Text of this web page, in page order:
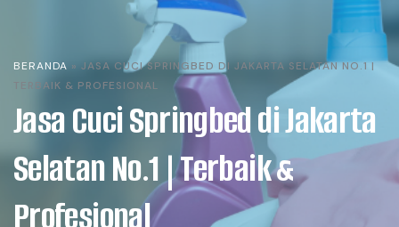
BERANDA » JASA CUCI SPRINGBED DI JAKARTA SELATAN NO.1 |
TERBAIK & PROFESIONAL
Jasa Cuci Springbed di Jakarta
Selatan No.1 | Terbaik &
Profesional